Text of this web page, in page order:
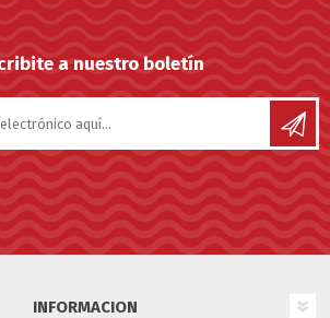
a nuestro boletín
INFORMACION